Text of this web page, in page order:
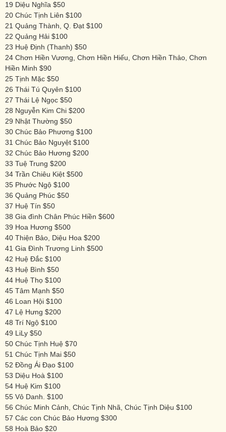
19 Diệu Nghĩa $50
20 Chúc Tịnh Liên $100
21 Quảng Thành, Q. Đạt $100
22 Quảng Hải $100
23 Huệ Định (Thanh) $50
24 Chơn Hiền Vương, Chơn Hiền Hiếu, Chơn Hiền Thảo, Chơn
Hiền Minh $90
25 Tịnh Mặc $50
26 Thái Tú Quyên $100
27 Thái Lệ Ngọc $50
28 Nguyễn Kim Chi $200
29 Nhật Thường $50
30 Chúc Bảo Phương $100
31 Chúc Bảo Nguyệt $100
32 Chúc Bảo Hương $200
33 Tuệ Trung $200
34 Trần Chiêu Kiệt $500
35 Phước Ngộ $100
36 Quảng Phúc $50
37 Huệ Tín $50
38 Gia đình Chân Phúc Hiền $600
39 Hoa Hương $500
40 Thiện Bảo, Diệu Hoa $200
41 Gia Đình Trương Linh $500
42 Huệ Đắc $100
43 Huệ Bình $50
44 Huệ Thọ $100
45 Tâm Mạnh $50
46 Loan Hội $100
47 Lệ Hưng $200
48 Trí Ngộ $100
49 LiLy $50
50 Chúc Tịnh Huệ $70
51 Chúc Tịnh Mai $50
52 Đồng Ái Đạo $100
53 Diệu Hoà $100
54 Huệ Kim $100
55 Vô Danh. $100
56 Chúc Minh Cảnh, Chúc Tịnh Nhã, Chúc Tịnh Diệu $100
57 Các con Chúc Bảo Hương $300
58 Hoà Bảo $20